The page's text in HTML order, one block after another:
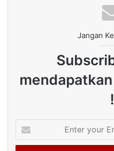
Jangan
!
your
Email